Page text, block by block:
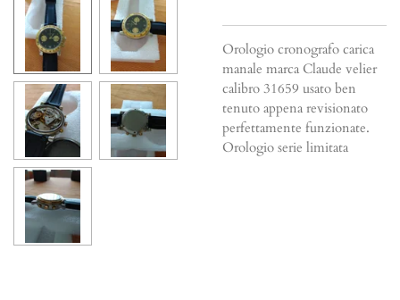
Orologio cronografo carica
manale marca Claude velier
calibro 31659 usato ben
tenuto appena revisionato
perfettamente funzionate.
Orologio serie limitata